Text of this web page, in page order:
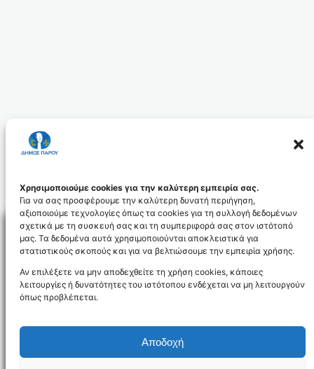
Χρησιμοποιούμε cookies για την καλύτερη εμπειρία σας.
Για να σας προσφέρουμε την καλύτερη δυνατή περιήγηση,
αξιοποιούμε τεχνολογίες όπως τα cookies για τη συλλογή δεδομένων
σχετικά με τη συσκευή σας και τη συμπεριφορά σας στον ιστότοπό
μας. Τα δεδομένα αυτά χρησιμοποιούνται αποκλειστικά για
στατιστικούς σκοπούς και για να βελτιώσουμε την εμπειρία χρήσης.
Αν επιλέξετε να μην αποδεχθείτε τη χρήση cookies, κάποιες
λειτουργίες ή δυνατότητες του ιστότοπου ενδέχεται να μη λειτουργούν
όπως προβλέπεται.
Αποδοχή
NEWSLETTER